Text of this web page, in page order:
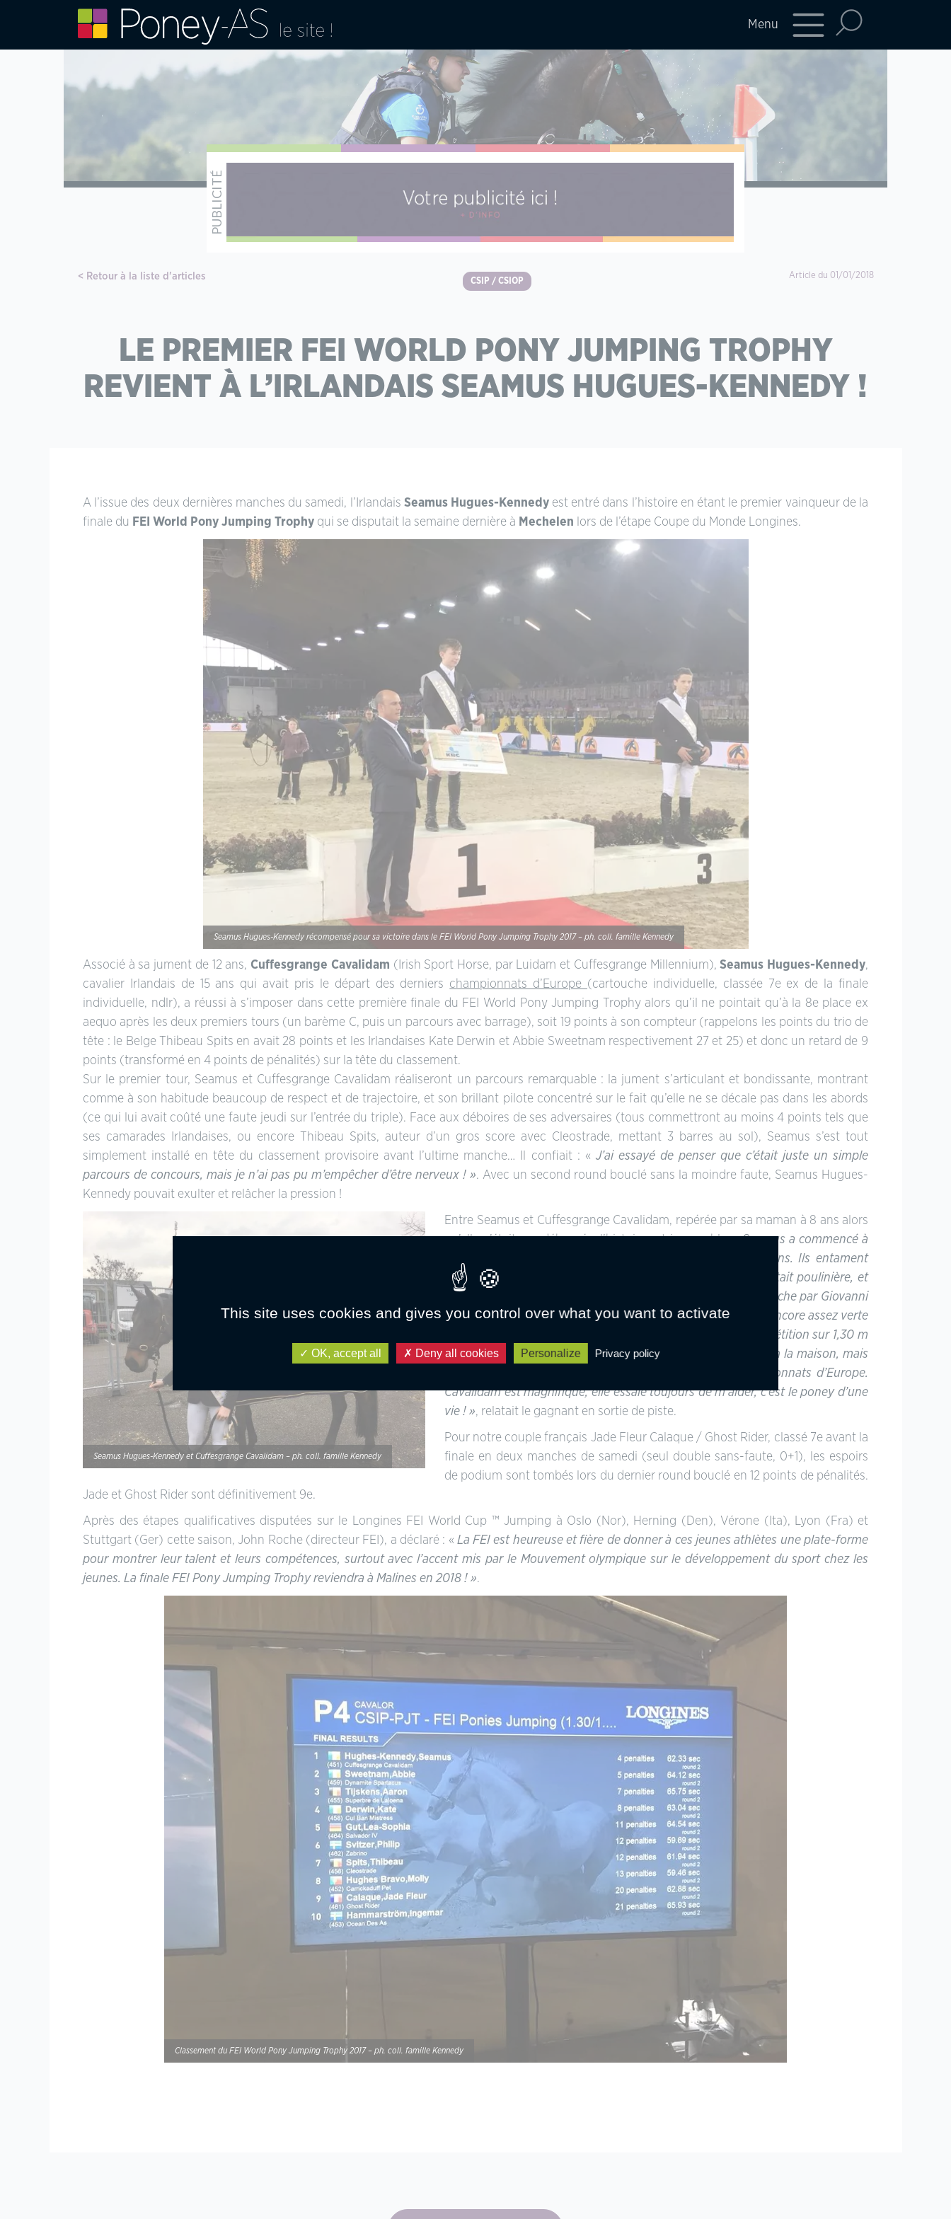
Menu
Retour à la liste d'articles Article du 01/01/2018
CSIP / CSIOP
LE PREMIER FEI WORLD PONY JUMPING TROPHY
REVIENT À L’IRLANDAIS SEAMUS HUGUES-KENNEDY !
A l’issue des deux dernières manches du samedi, l’Irlandais Seamus Hugues-Kennedyest entré dans l’histoire en étant le premier vainqueur de la
finale du FEI World Pony Jumping Trophy qui se disputait la semaine dernière à Mechelen lors de l’étape Coupe du Monde Longines.
Seamus Hugues-Kennedy récompensé pour sa victoire dans le FEI World Pony Jumping Trophy 2017 – ph. coll. famille Kennedy
Associé à sa jument de 12 ans, Cuffesgrange Cavalidam (Irish Sport Horse, par Luidam et Cuffesgrange Millennium),Seamus Hugues-Kennedy,
cavalier Irlandais de 15 ans qui avait pris le départ des derniers championnats d’Europe (cartouche individuelle, classée 7e ex de la finale
individuelle, ndlr), a réussi à s’imposer dans cette première finale du FEI World Pony Jumping Trophy alors qu’il ne pointait qu’à la 8e place ex
aequo après les deux premiers tours (un barème C, puis un parcours avec barrage), soit 19 points à son compteur (rappelons les points du trio de
tête : le Belge Thibeau Spits en avait 28 points et les Irlandaises Kate Derwin et Abbie Sweetnam respectivement 27 et 25) et donc un retard de 9
points (transformé en 4 points de pénalités) sur la tête du classement.
Sur le premier tour, Seamus et Cuffesgrange Cavalidam réaliseront un parcours remarquable : la jument s’articulant et bondissante, montrant
comme à son habitude beaucoup de respect et de trajectoire, et son brillant pilote concentré sur le fait qu’elle ne se décale pas dans les abords
(ce qui lui avait coûté une faute jeudi sur l’entrée du triple). Face aux déboires de ses adversaires (tous commettront au moins 4 points tels que
ses camarades Irlandaises, ou encore Thibeau Spits, auteur d’un gros score avec Cleostrade, mettant 3 barres au sol), Seamus s’est tout
simplement installé en tête du classement provisoire avant l’ultime manche… Il confiait : « J’ai essayé de penser que c’était juste un simple
parcours de concours, mais je n’ai pas pu m’empêcher d’être nerveux ! ». Avec un second round bouclé sans la moindre faute, Seamus Hugues-
Kennedy pouvait exulter et relâcher la pression !
Seamus Hugues-Kennedy et Cuffesgrange Cavalidam – ph. coll. famille Kennedy
Entre Seamus et Cuffesgrange Cavalidam, repérée par sa maman à 8 ans alors
qu’elle n’était pas débourée, l’histoire est incroyable. «Seamus a commencé à
la monter lorsqu’il avait 11/12 ans, Cavalidam avait elle 9 ans. Ils entament
seulement leur quatrième saison tous les deux. Cavalidam était poulinière, et
nous avons d’ailleurs gardé quelques poulains dont une pouliche par Giovanni
de la Pomme » , confiait le papa de Seamus.« Elle était donc encore assez verte
l’année dernière quand nous avons fait notre première compétition sur 1,30 m
à Millstreet. Nous n’avons pas vraiment couru le Spring Tour à la maison, mais
nous avons tout de même été sélectionné pour les championnats d’Europe.
Cavalidam est magnifique, elle essaie toujours de m’aider, c’est le poney d’une
vie ! », relatait le gagnant en sortie de piste.
Pour notre couple français Jade Fleur Calaque / Ghost Rider, classé 7e avant la
finale en deux manches de samedi (seul double sans-faute, 0+1), les espoirs
de podium sont tombés lors du dernier round bouclé en 12 points de pénalités.
Jade et Ghost Rider sont définitivement 9e.
Après des étapes qualificatives disputées sur le Longines FEI World Cup ™ Jumping à Oslo (Nor), Herning (Den), Vérone (Ita), Lyon (Fra) et
Stuttgart (Ger) cette saison, John Roche (directeur FEI), a déclaré : « La FEI est heureuse et fière de donner à ces jeunes athlètes une plate-forme
pour montrer leur talent et leurs compétences, surtout avec l’accent mis par le Mouvement olympique sur le développement du sport chez les
jeunes. La finale FEI Pony Jumping Trophy reviendra à Malines en 2018 ! ».
Classement du FEI World Pony Jumping Trophy 2017 – ph. coll. famille Kennedy
This site uses cookies and gives you control over what you want to activate
OK, accept all Deny all cookies Personalize Privacy policy